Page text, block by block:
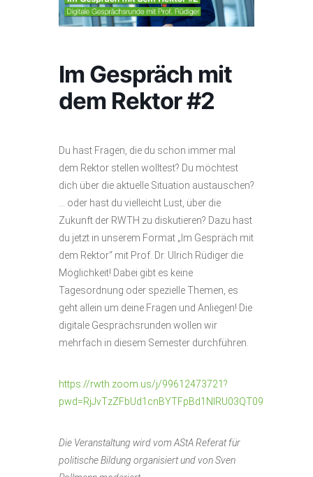
Im Gespräch mit
dem Rektor #2
Du hast Fragen, die du schon immer mal
dem Rektor stellen wolltest? Du möchtest
dich über die aktuelle Situation austauschen?
… oder hast du vielleicht Lust, über die
Zukunft der RWTH zu diskutieren? Dazu hast
du jetzt in unserem Format „Im Gespräch mit
dem Rektor“ mit Prof. Dr. Ulrich Rüdiger die
Möglichkeit! Dabei gibt es keine
Tagesordnung oder spezielle Themen, es
geht allein um deine Fragen und Anliegen! Die
digitale Gesprächsrunden wollen wir
mehrfach in diesem Semester durchführen.
https://rwth.zoom.us/j/99612473721?
pwd=RjJvTzZFbUd1cnBYTFpBd1NIRU03QT09
Die Veranstaltung wird vom AStA Referat für
politische Bildung organisiert und von Sven